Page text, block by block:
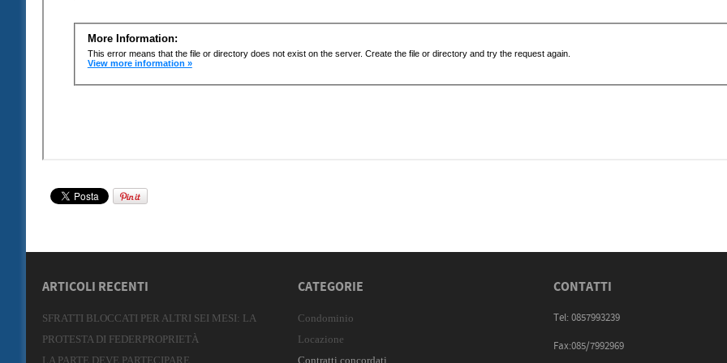
ARTICOLI RECENTI
SFRATTI BLOCCATI PER ALTRI SEI MESI: LA
PROTESTA DI FEDERPROPRIETÀ
LA PARTE DEVE PARTECIPARE
CATEGORIE
Condominio
Locazione
Contratti concordati
CONTATTI
Tel: 0857993239
Fax:085/7992969